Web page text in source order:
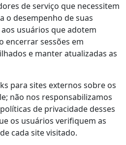
de serviço que necessitem
o desempenho de suas
usuários que adotem
encerrar sessões em
e manter atualizadas as
para sites externos sobre os
não nos responsabilizamos
de privacidade desses
os usuários verifiquem as
cada site visitado.